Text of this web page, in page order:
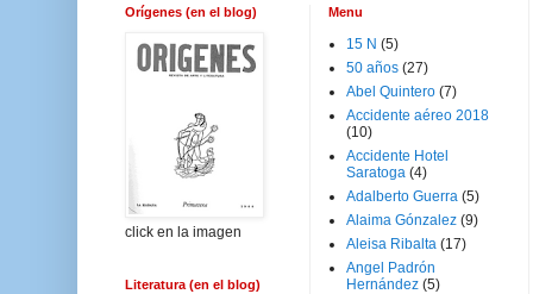
Orígenes (en el blog)
click en la imagen
Literatura (en el blog)
Menu
15 N (5)
50 años (27)
Abel Quintero (7)
Accidente aéreo 2018
(10)
Accidente Hotel
Saratoga (4)
Adalberto Guerra (5)
Alaima Gónzalez (9)
Aleisa Ribalta (17)
Angel Padrón
Hernández (5)